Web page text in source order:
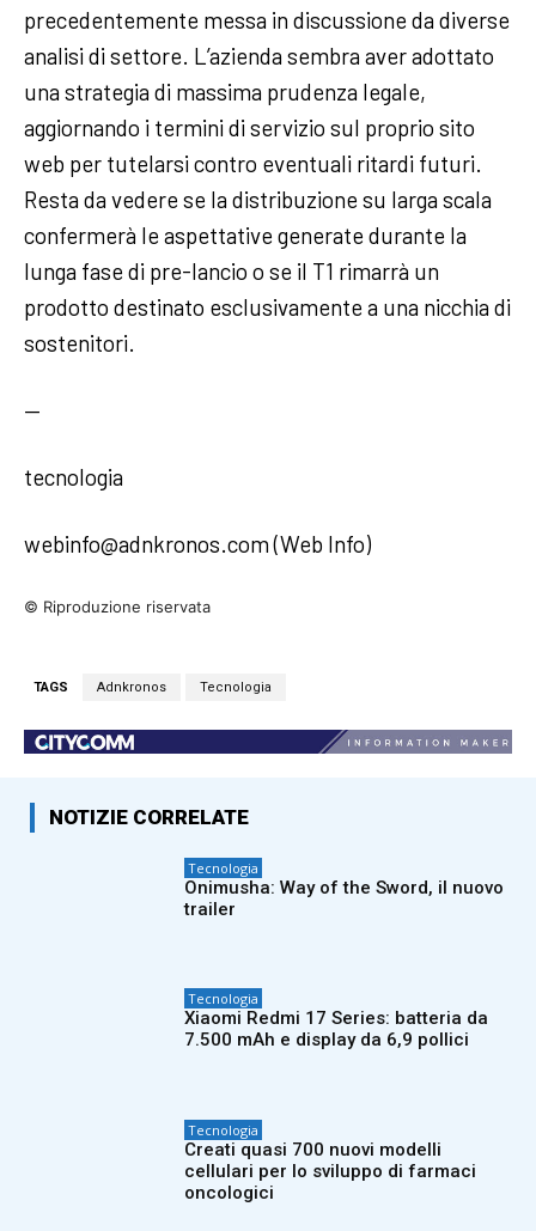
precedentemente messa in discussione da diverse
analisi di settore. L’azienda sembra aver adottato
una strategia di massima prudenza legale,
aggiornando i termini di servizio sul proprio sito
web per tutelarsi contro eventuali ritardi futuri.
Resta da vedere se la distribuzione su larga scala
confermerà le aspettative generate durante la
lunga fase di pre-lancio o se il T1 rimarrà un
prodotto destinato esclusivamente a una nicchia di
sostenitori.
—
tecnologia
webinfo@adnkronos.com (Web Info)
© Riproduzione riservata
TAGS Adnkronos Tecnologia
NOTIZIE CORRELATE
Tecnologia
Onimusha: Way of the Sword, il nuovo
trailer
Tecnologia
Xiaomi Redmi 17 Series: batteria da
7.500 mAh e display da 6,9 pollici
Tecnologia
Creati quasi 700 nuovi modelli
cellulari per lo sviluppo di farmaci
oncologici